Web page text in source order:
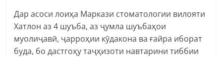
Дар асоси лоиҳа Маркази стоматологии вилояти
Хатлон аз 4 шуъба, аз ҷумла шуъбаҳои
муолиҷавӣ, ҷарроҳии кӯдакона ва ғайра иборат
буда, бо дастгоҳу таҷҳизоти навтарини тиббии